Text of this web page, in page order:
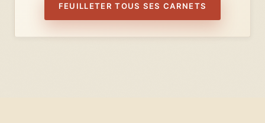
FEUILLETER TOUS SES CARNETS